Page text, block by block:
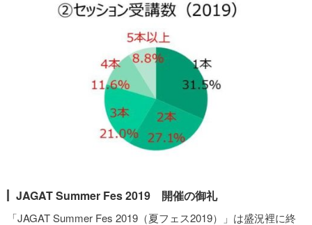
JAGAT Summer Fes 2019 開催の御礼
「JAGAT Summer Fes 2019（夏フェス2019）」は盛況裡に終